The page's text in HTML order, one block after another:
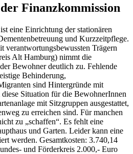
Finanzkommission
eine Einrichtung der stationären
und Kurzzeitpflege.
verantwortungsbewussten Trägern
Alt Hamburg) nimmt die
Bewohner deutlich zu. Fehlende
Behinderung,
sind Hintergründe mit
Situation für die BewohnerInnen
mit Sitzgruppen ausgestattet,
zu erreichen sind. Für manchen
zu „schaffen“. Es fehlt eine
und Garten. Leider kann eine
werden. Gesamtkosten: 3.740,14
und Förderkreis 2.000,- Euro